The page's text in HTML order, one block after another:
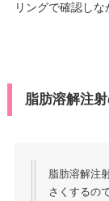
リングで確認しな
脂肪溶解注
脂肪溶解注
さくするの